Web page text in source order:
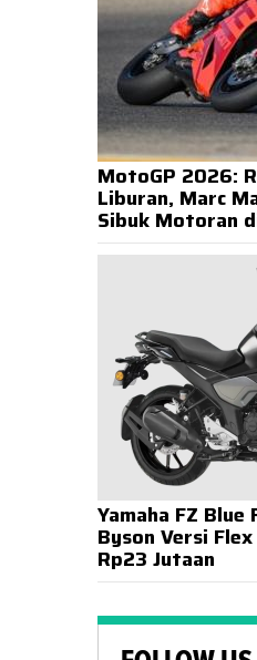
MotoGP 2026:
Liburan, Marc
Sibuk Motoran
Yamaha FZ Blue
Byson Versi
Rp23 Jutaan